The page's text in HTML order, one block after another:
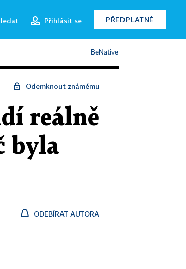
Přihlásit se PŘEDPLATNÉ
BeNative
Odemknout známému
reálně
byla
ODEBÍRAT AUTORA